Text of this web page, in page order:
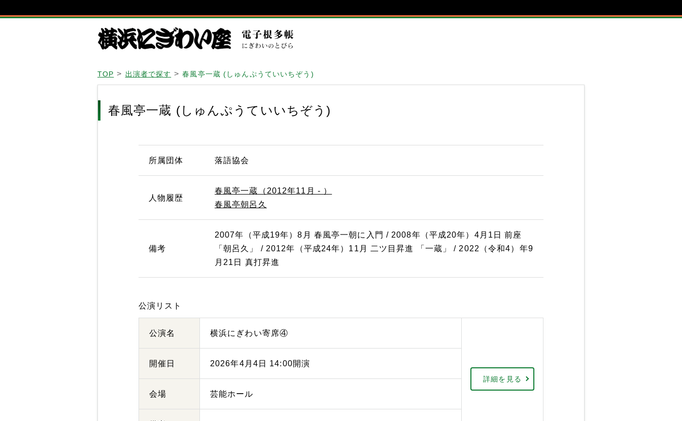
TOP 出演者で探す 春風亭一蔵 (しゅんぷうていいちぞう)
春風亭一蔵 (しゅんぷうていいちぞう)
所属団体 落語協会
人物履歴
春風亭一蔵（2012年11月 - ）
春風亭朝呂久
備考
2007年（平成19年）8月 春風亭一朝に入門 / 2008年（平成20年）4月1日 前座
「朝呂久」 / 2012年（平成24年）11月 二ツ目昇進 「一蔵」 / 2022（令和4）年9
月21日 真打昇進
公演リスト
公演名 横浜にぎわい寄席④
開催日 2026年4月4日 14:00開演
会場 芸能ホール
詳細を見る